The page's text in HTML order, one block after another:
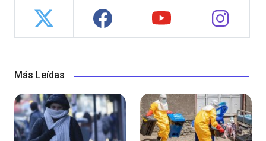
Más Leídas